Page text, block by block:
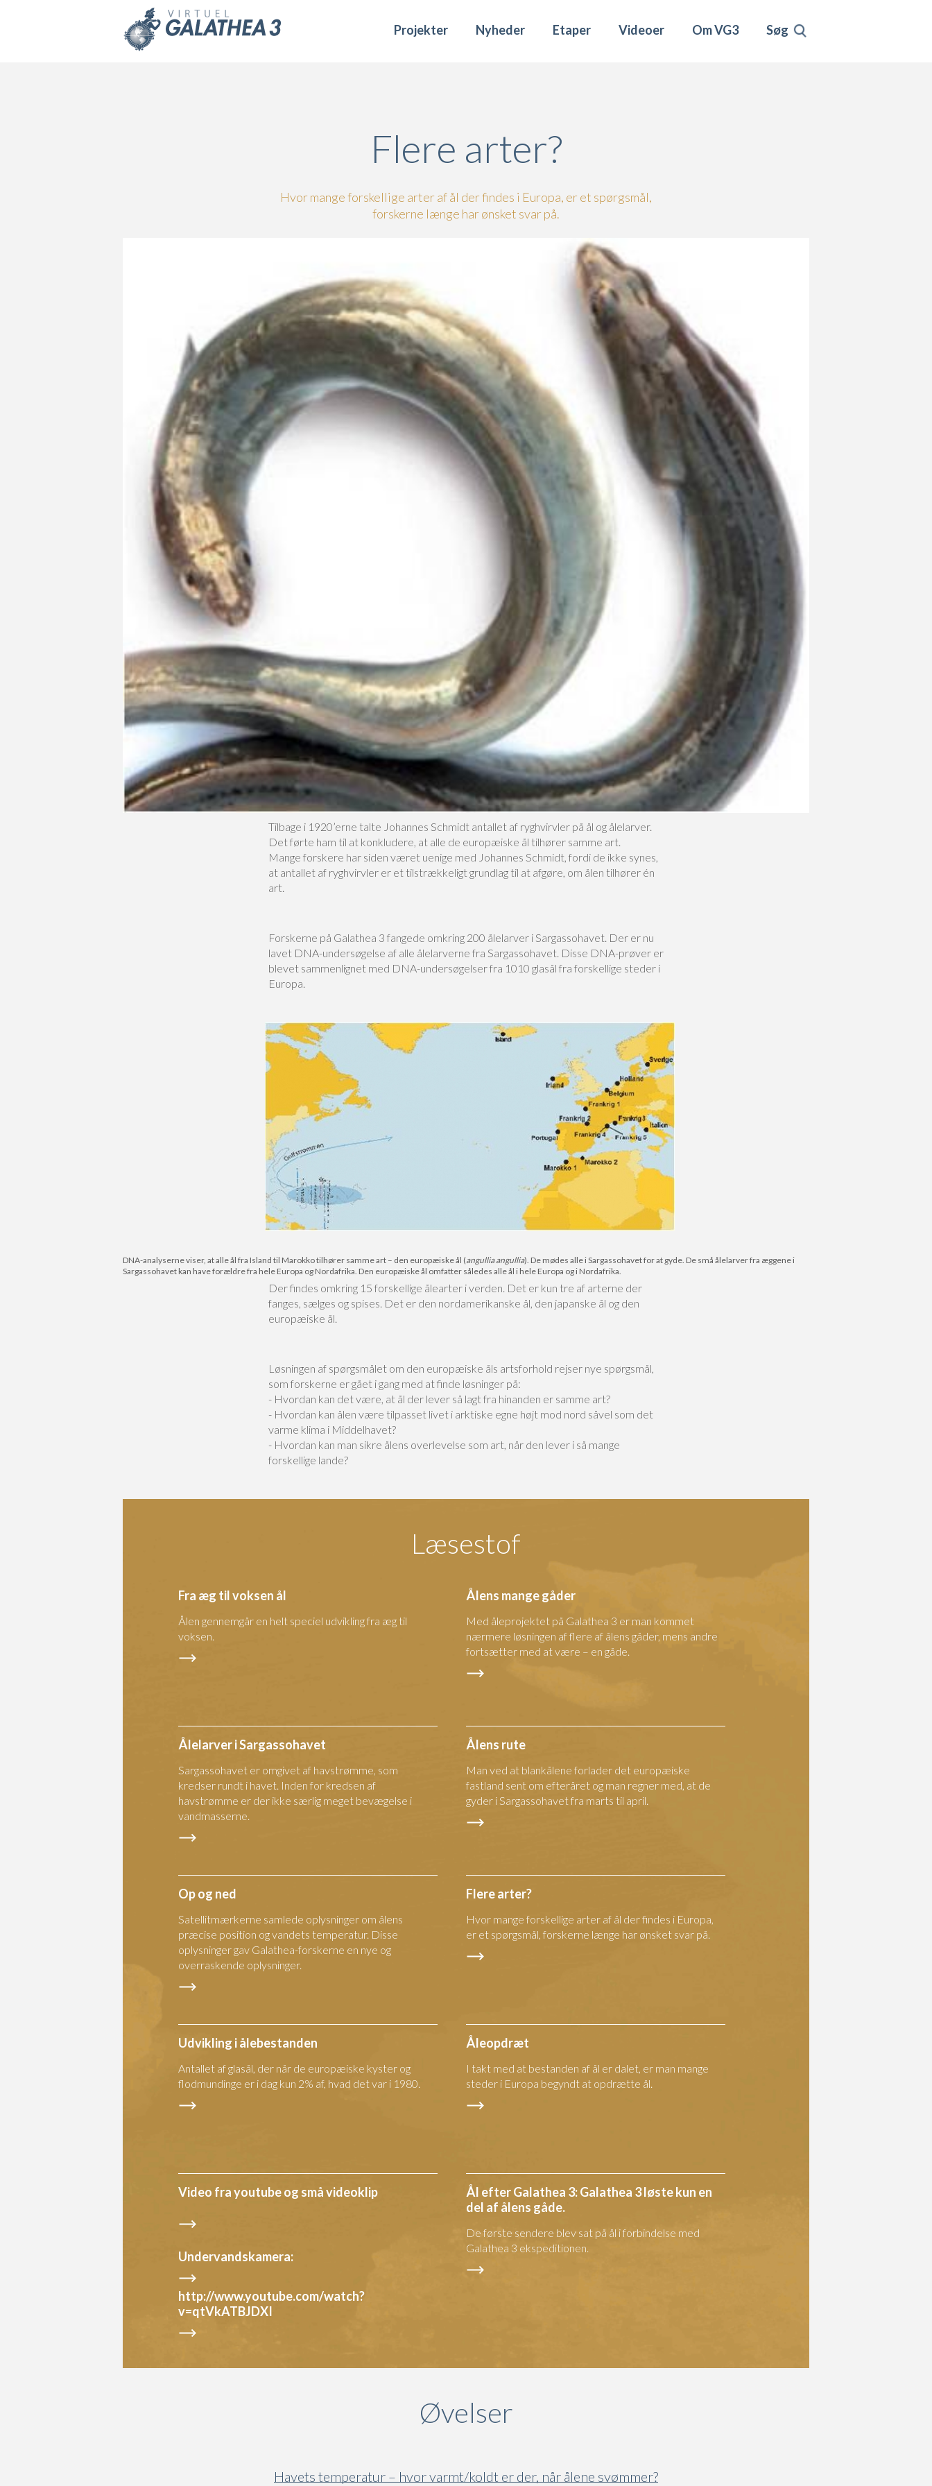
Projekter Nyheder Etaper Videoer Om VG3 Søg
Flere arter?
Hvor mange forskellige arter af ål der findes i Europa, er et spørgsmål,
forskerne længe har ønsket svar på.
Tilbage i 1920’erne talte Johannes Schmidt antallet af ryghvirvler på ål og ålelarver.
Det førte ham til at konkludere, at alle de europæiske ål tilhører samme art.
Mange forskere har siden været uenige med Johannes Schmidt, fordi de ikke synes,
at antallet af ryghvirvler er et tilstrækkeligt grundlag til at afgøre, om ålen tilhører én
art.
Forskerne på Galathea 3 fangede omkring 200 ålelarver i Sargassohavet. Der er nu
lavet DNA-undersøgelse af alle ålelarverne fra Sargassohavet. Disse DNA-prøver er
blevet sammenlignet med DNA-undersøgelser fra 1010 glasål fra forskellige steder i
Europa.
DNA-analyserne viser, at alle ål fra Island til Marokko tilhører samme art – den europæiske ål (angullia angullia). De mødes alle i Sargassohavet for at gyde. De små ålelarver fra æggene i
Sargassohavet kan have forældre fra hele Europa og Nordafrika. Den europæiske ål omfatter således alle ål i hele Europa og i Nordafrika.
Der findes omkring 15 forskellige ålearter i verden. Det er kun tre af arterne der
fanges, sælges og spises. Det er den nordamerikanske ål, den japanske ål og den
europæiske ål.
Løsningen af spørgsmålet om den europæiske åls artsforhold rejser nye spørgsmål,
som forskerne er gået i gang med at finde løsninger på:
- Hvordan kan det være, at ål der lever så lagt fra hinanden er samme art?
- Hvordan kan ålen være tilpasset livet i arktiske egne højt mod nord såvel som det
varme klima i Middelhavet?
- Hvordan kan man sikre ålens overlevelse som art, når den lever i så mange
forskellige lande?
Læsestof
Fra æg til voksen ål
Ålen gennemgår en helt speciel udvikling fra æg til
voksen.
Ålens mange gåder
Med åleprojektet på Galathea 3 er man kommet
nærmere løsningen af flere af ålens gåder, mens andre
fortsætter med at være – en gåde.
Ålelarver i Sargassohavet
Sargassohavet er omgivet af havstrømme, som
kredser rundt i havet. Inden for kredsen af
havstrømme er der ikke særlig meget bevægelse i
vandmasserne.
Ålens rute
Man ved at blankålene forlader det europæiske
fastland sent om efteråret og man regner med, at de
gyder i Sargassohavet fra marts til april.
Op og ned
Satellitmærkerne samlede oplysninger om ålens
præcise position og vandets temperatur. Disse
oplysninger gav Galathea-forskerne en nye og
overraskende oplysninger.
Flere arter?
Hvor mange forskellige arter af ål der findes i Europa,
er et spørgsmål, forskerne længe har ønsket svar på.
Udvikling i ålebestanden
Antallet af glasål, der når de europæiske kyster og
flodmundinge er i dag kun 2% af, hvad det var i 1980.
Åleopdræt
I takt med at bestanden af ål er dalet, er man mange
steder i Europa begyndt at opdrætte ål.
Video fra youtube og små videoklip
Undervandskamera:
http://www.youtube.com/watch?
v=qtVkATBJDXI
Ål efter Galathea 3: Galathea 3 løste kun en
del af ålens gåde.
De første sendere blev sat på ål i forbindelse med
Galathea 3 ekspeditionen.
Øvelser
Havets temperatur – hvor varmt/koldt er der, når ålene svømmer?